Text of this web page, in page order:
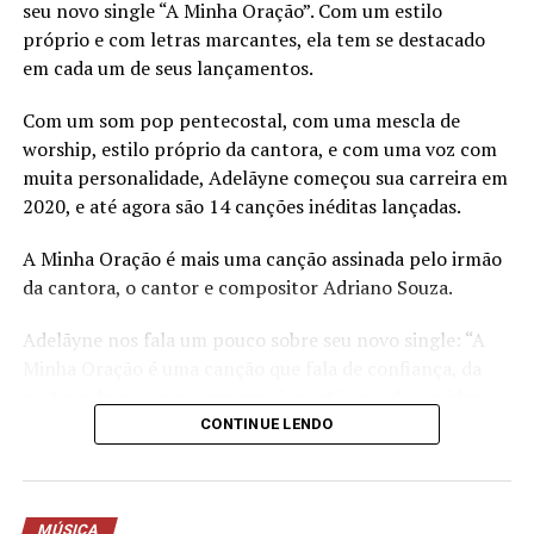
mas de 500 mil seguidores.
•Para mas informações sobre o
influenciador e cantor siga
@odoguiinha nas redes!!
ENTRETENIMENTO
EVENTOS FAMOSOS MÚSICA
A SEGUIR
já está disponível
A nova aposta da indústria musical do funk tem nome e
um início de carreira promissor, Mc Agabê (@mcagabe)
seu novo single “A Minha Oração”. Com um estilo
próprio e com letras marcantes, ela tem se destacado
em cada um de seus lançamentos.
Com um som pop pentecostal, com uma mescla de
worship, estilo próprio da cantora, e com uma voz com
muita personalidade, Adelãyne começou sua carreira em
2020, e até agora são 14 canções inéditas lançadas.
A Minha Oração é mais uma canção assinada pelo irmão
da cantora, o cantor e compositor Adriano Souza.
Adelãyne nos fala um pouco sobre seu novo single: “A
respondidas. Este louvor é uma demonstração da nossa
que a resposta vem pelas mãos do Senhor. Por mais que
muitas vezes a demora pareça sem fim, a resposta
CONTINUE LENDO
MÚSICA